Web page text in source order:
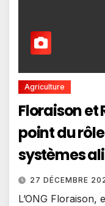
Agriculture
Floraison et
point du
systèmes
27 DÉCEMBRE
L’ONG Floraison,